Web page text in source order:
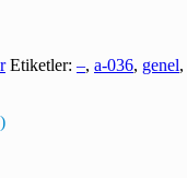
Etiketler: –, a-036, genel,